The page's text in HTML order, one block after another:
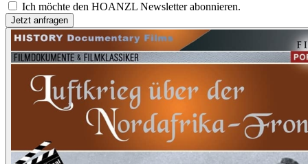
Ich möchte den HOANZL Newsletter abonnieren.